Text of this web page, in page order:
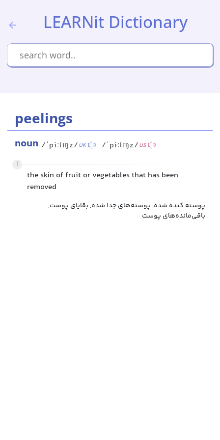
LEARNit Dictionary
peelings
noun /ˈpiːlɪŋz/UK /ˈpiːlɪŋz/US
1
the skin of fruit or vegetables that has been
removed
پوسته کنده شده, پوسته‌های جدا شده, بقایای پوست,
باقی‌مانده‌های پوست